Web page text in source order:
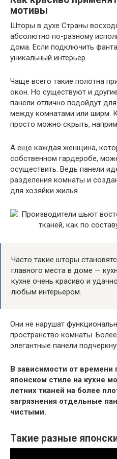
мотивы
Шторы в духе Страны
абсолютно по-разному
дома. Если подключить
уникальный интерьер.
Чаще всего такие полотна
окон. Но существуют и
панели отлично подойдут
между комнатами или ширм.
просто можно скрыть,
А еще каждая женщина,
собственном гардеробе,
осуществить. Ведь панели
разделения комнаты и
для хозяйки жилья.
Часто такие шторы
главного места в доме —
кухне очень красиво и
любым интерьером.
Они не нарушат
пространство комнаты.
элегантные панели
В зависимости от времени
японском стиле на кухне
летних тканей на более
загрязнения отдельные
чистыми.
Такие разные